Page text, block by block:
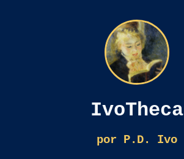
IvoTheca
por P.D. Ivo